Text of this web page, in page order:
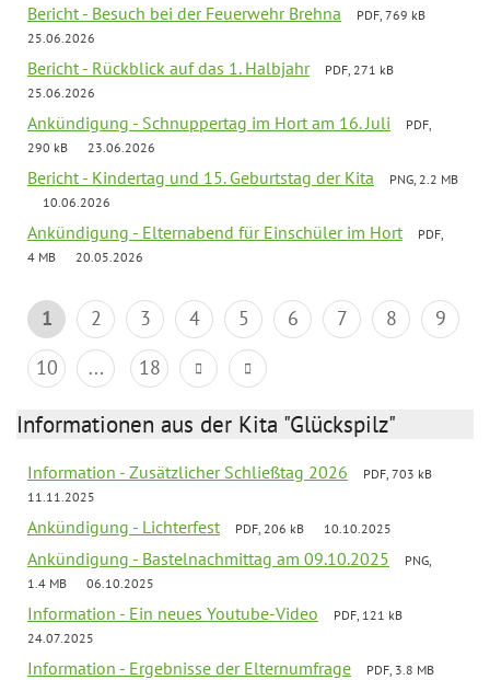
Bericht - Besuch bei der Feuerwehr Brehna
PDF, 769 kB
25.06.2026
Bericht - Rückblick auf das 1. Halbjahr
PDF, 271 kB
25.06.2026
Ankündigung - Schnuppertag im Hort am 16. Juli
PDF,
290 kB
23.06.2026
Bericht - Kindertag und 15. Geburtstag der Kita
PNG, 2.2 MB
10.06.2026
Ankündigung - Elternabend für Einschüler im Hort
PDF,
4 MB
20.05.2026
1 2 3 4 5 6 7 8
9
10
... 18
Informationen aus der Kita "Glückspilz"
Information - Zusätzlicher Schließtag 2026
PDF, 703 kB
11.11.2025
Ankündigung - Lichterfest PDF, 206 kB 10.10.2025
Ankündigung - Bastelnachmittag am 09.10.2025
PNG,
1.4 MB
06.10.2025
Information - Ein neues Youtube-Video
PDF, 121 kB
24.07.2025
Information - Ergebnisse der Elternumfrage
PDF, 3.8 MB